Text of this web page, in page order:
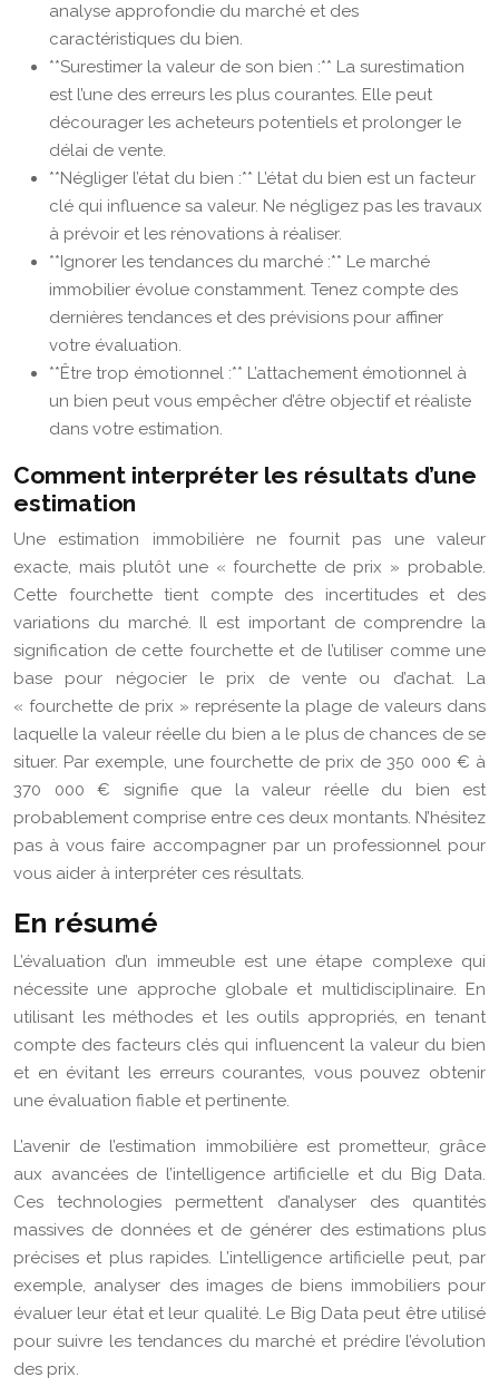
analyse approfondie du marché et des
caractéristiques du bien.
**Surestimer la valeur de son bien :** La surestimation
est l’une des erreurs les plus courantes. Elle peut
décourager les acheteurs potentiels et prolonger le
délai de vente.
**Négliger l’état du bien :** L’état du bien est un facteur
clé qui influence sa valeur. Ne négligez pas les travaux
à prévoir et les rénovations à réaliser.
**Ignorer les tendances du marché :** Le marché
immobilier évolue constamment. Tenez compte des
dernières tendances et des prévisions pour affiner
votre évaluation.
**Être trop émotionnel :** L’attachement émotionnel à
un bien peut vous empêcher d’être objectif et réaliste
dans votre estimation.
Comment interpréter les résultats d’une
estimation
Une estimation immobilière ne fournit pas une valeur
exacte, mais plutôt une « fourchette de prix » probable.
Cette fourchette tient compte des incertitudes et des
variations du marché. Il est important de comprendre la
signification de cette fourchette et de l’utiliser comme une
base pour négocier le prix de vente ou d’achat. La
« fourchette de prix » représente la plage de valeurs dans
laquelle la valeur réelle du bien a le plus de chances de se
situer. Par exemple, une fourchette de prix de 350 000 € à
370 000 € signifie que la valeur réelle du bien est
probablement comprise entre ces deux montants. N’hésitez
pas à vous faire accompagner par un professionnel pour
vous aider à interpréter ces résultats.
En résumé
L’évaluation d’un immeuble est une étape complexe qui
nécessite une approche globale et multidisciplinaire. En
utilisant les méthodes et les outils appropriés, en tenant
compte des facteurs clés qui influencent la valeur du bien
et en évitant les erreurs courantes, vous pouvez obtenir
une évaluation fiable et pertinente.
L’avenir de l’estimation immobilière est prometteur, grâce
aux avancées de l’intelligence artificielle et du Big Data.
Ces technologies permettent d’analyser des quantités
massives de données et de générer des estimations plus
précises et plus rapides. L’intelligence artificielle peut, par
exemple, analyser des images de biens immobiliers pour
évaluer leur état et leur qualité. Le Big Data peut être utilisé
pour suivre les tendances du marché et prédire l’évolution
des prix.